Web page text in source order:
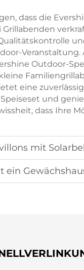
dass die
Outdoor-
eine
und
dass Ihre
Solarbeleuchtung
das für